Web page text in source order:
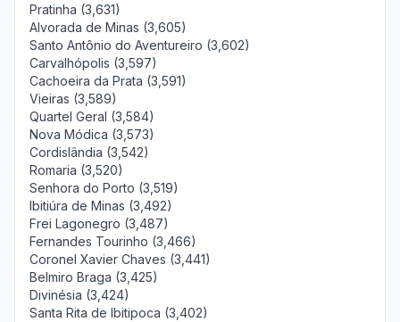
Pratinha (3,631)
Alvorada de Minas (3,605)
Santo Antônio do Aventureiro (3,602)
Carvalhópolis (3,597)
Cachoeira da Prata (3,591)
Vieiras (3,589)
Quartel Geral (3,584)
Nova Módica (3,573)
Cordislândia (3,542)
Romaria (3,520)
Senhora do Porto (3,519)
Ibitiúra de Minas (3,492)
Frei Lagonegro (3,487)
Fernandes Tourinho (3,466)
Coronel Xavier Chaves (3,441)
Belmiro Braga (3,425)
Divinésia (3,424)
Santa Rita de Ibitipoca (3,402)